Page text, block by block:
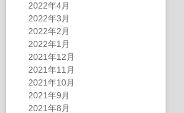
2022年4月
2022年3月
2022年2月
2022年1月
2021年12月
2021年11月
2021年10月
2021年9月
2021年8月